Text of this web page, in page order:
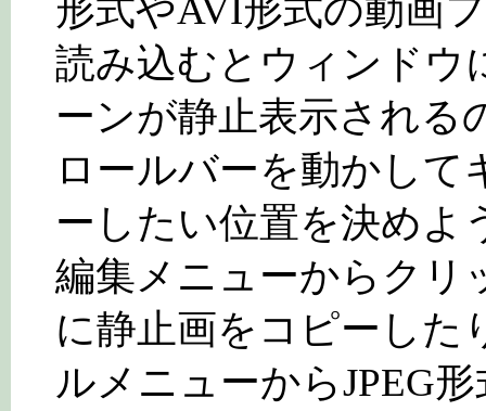
形式やAVI形式の動画
読み込むとウィンドウ
ーンが静止表示される
ロールバーを動かして
ーしたい位置を決めよ
編集メニューからクリ
に静止画をコピーした
ルメニューからJPEG